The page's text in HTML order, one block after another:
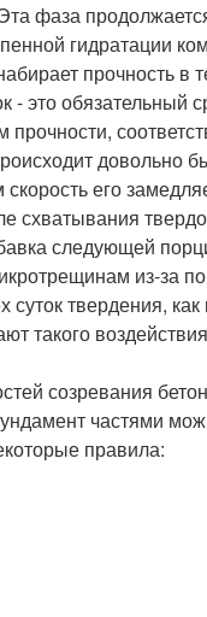
фаза
гидратации
прочность в
- это обязательный
прочности,
довольно
его
схватывания
следующей
из-за
суток твердения,
такого
созревания
частями
правила: